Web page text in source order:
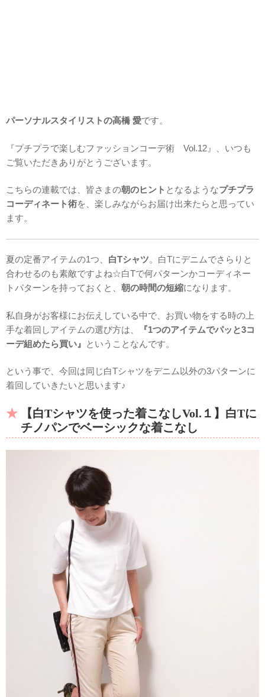
パーソナルスタイリストの高橋 愛です。
『プチプラで楽しむファッションコーデ術 Vol.12』、いつも
ご覧いただきありがとうございます。
こちらの連載では、皆さまの朝のヒント となるようなプチプラ
コーディネート術を、楽しみながらお届け出来たらと思ってい
ます。
夏の定番アイテムの1つ、 白Tシャツ。白Tにデニムでさらりと
合わせるのも素敵ですよね☆白Tで何パターンかコーディネー
トパターンを持っておくと、 朝の時間の短縮になります。
私自身がお客様にお伝えしている中で、お買い物をする時の上
手な着回しアイテムの選び方は、
『1つのアイテムでパッと3コ
ーデ組めたら買い』 ということなんです。
という事で、今回は同じ白Tシャツをデニム以外の3パターンに
着回していきたいと思います♪
【白Tシャツを使った着こなしVol.１】白Tに
チノパンでベーシックな着こなし